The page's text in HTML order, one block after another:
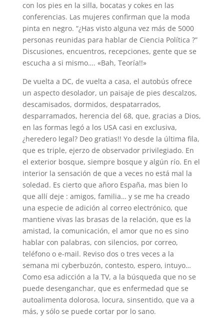
con los pies en la silla, bocatas y cokes en las
conferencias. Las mujeres confirman que la moda
pinta en negro. “¿Has visto alguna vez más de 5000
personas reunidas para hablar de Ciencia Política ?”
Discusiones, encuentros, recepciones, gente que se
escucha a si mismo…. «Bah, Teoría!!»
De vuelta a DC, de vuelta a casa, el autobús ofrece
un aspecto desolador, un paisaje de pies descalzos,
descamisados, dormidos, despatarrados,
desparramados, herencia del 68, que, gracias a Dios,
en las formas legó a los USA casi en exclusiva,
¿heredero legal? Deo gratias!! Yo desde la última fila,
que es triple, ejerzo de observador privilegiado. En
el exterior bosque, siempre bosque y algún río. En el
interior la sensación de que a veces no está mal la
soledad. Es cierto que añoro España, mas bien lo
que allí deje : amigos, familia… y se me ha creado
una especie de adición al correo electrónico, que
mantiene vivas las brasas de la relación, que es la
amistad, la comunicación, el amor que no es sino
hablar con palabras, con silencios, por correo,
teléfono o e-mail. Reviso dos o tres veces a la
semana mi cyberbuzón, contesto, espero, intuyo…
Como esa adicción a la TV, a la búsqueda que no se
puede desenganchar, que es enfermedad que se
autoalimenta dolorosa, locura, sinsentido, que va a
más, y sólo se puede cortar por lo sano.